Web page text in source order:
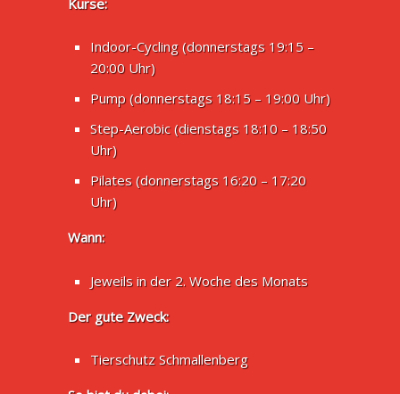
Indoor-Cycling (donnerstags 19:15 –
20:00 Uhr)
Pump (donnerstags 18:15 – 19:00 Uhr)
Step-Aerobic (dienstags 18:10 – 18:50
Uhr)
Pilates (donnerstags 16:20 – 17:20
Uhr)
Wann:
Jeweils in der 2. Woche des Monats
Der gute Zweck:
Tierschutz Schmallenberg